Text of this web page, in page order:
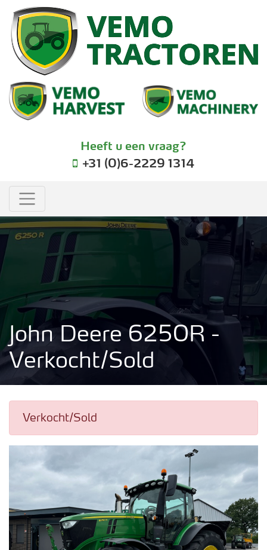
Heeft u een vraag?
+31 (0)6-2229 1314
John Deere 6250R -
Verkocht/Sold
Verkocht/Sold